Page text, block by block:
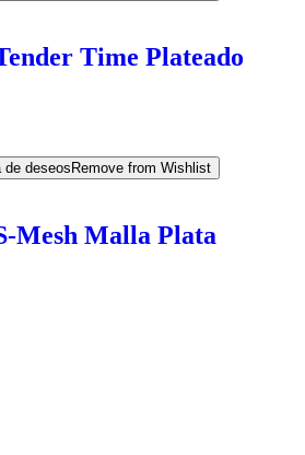
Time Plateado
de deseosRemove from Wishlist
Mesh Malla Plata